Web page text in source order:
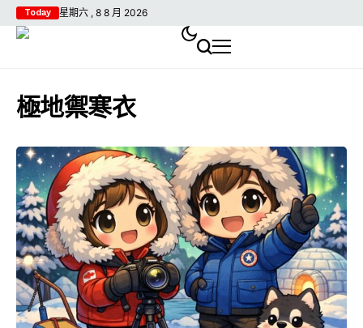
Today 星期六 , 8 8 月 2026
極地禦寒衣